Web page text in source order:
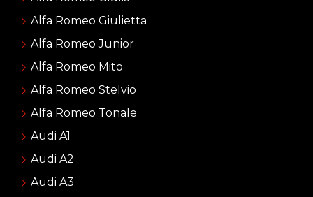
Alfa Romeo Giulietta
Alfa Romeo Junior
Alfa Romeo Mito
Alfa Romeo Stelvio
Alfa Romeo Tonale
Audi A1
Audi A2
Audi A3